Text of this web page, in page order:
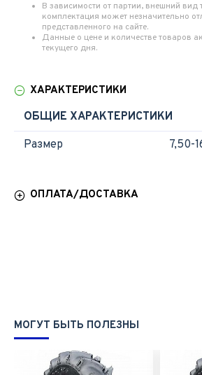
В зависимости от партии, внешний вид
комплектация может незначительно
представленного на сайте.
Данные о цене и количестве товаров
текущего дня.
ХАРАКТЕРИСТИКИ
ОБЩИЕ ХАРАКТЕРИСТИКИ
Размер
7,50-
ОПЛАТА/ДОСТАВКА
МОГУТ БЫТЬ ПОЛЕЗНЫ